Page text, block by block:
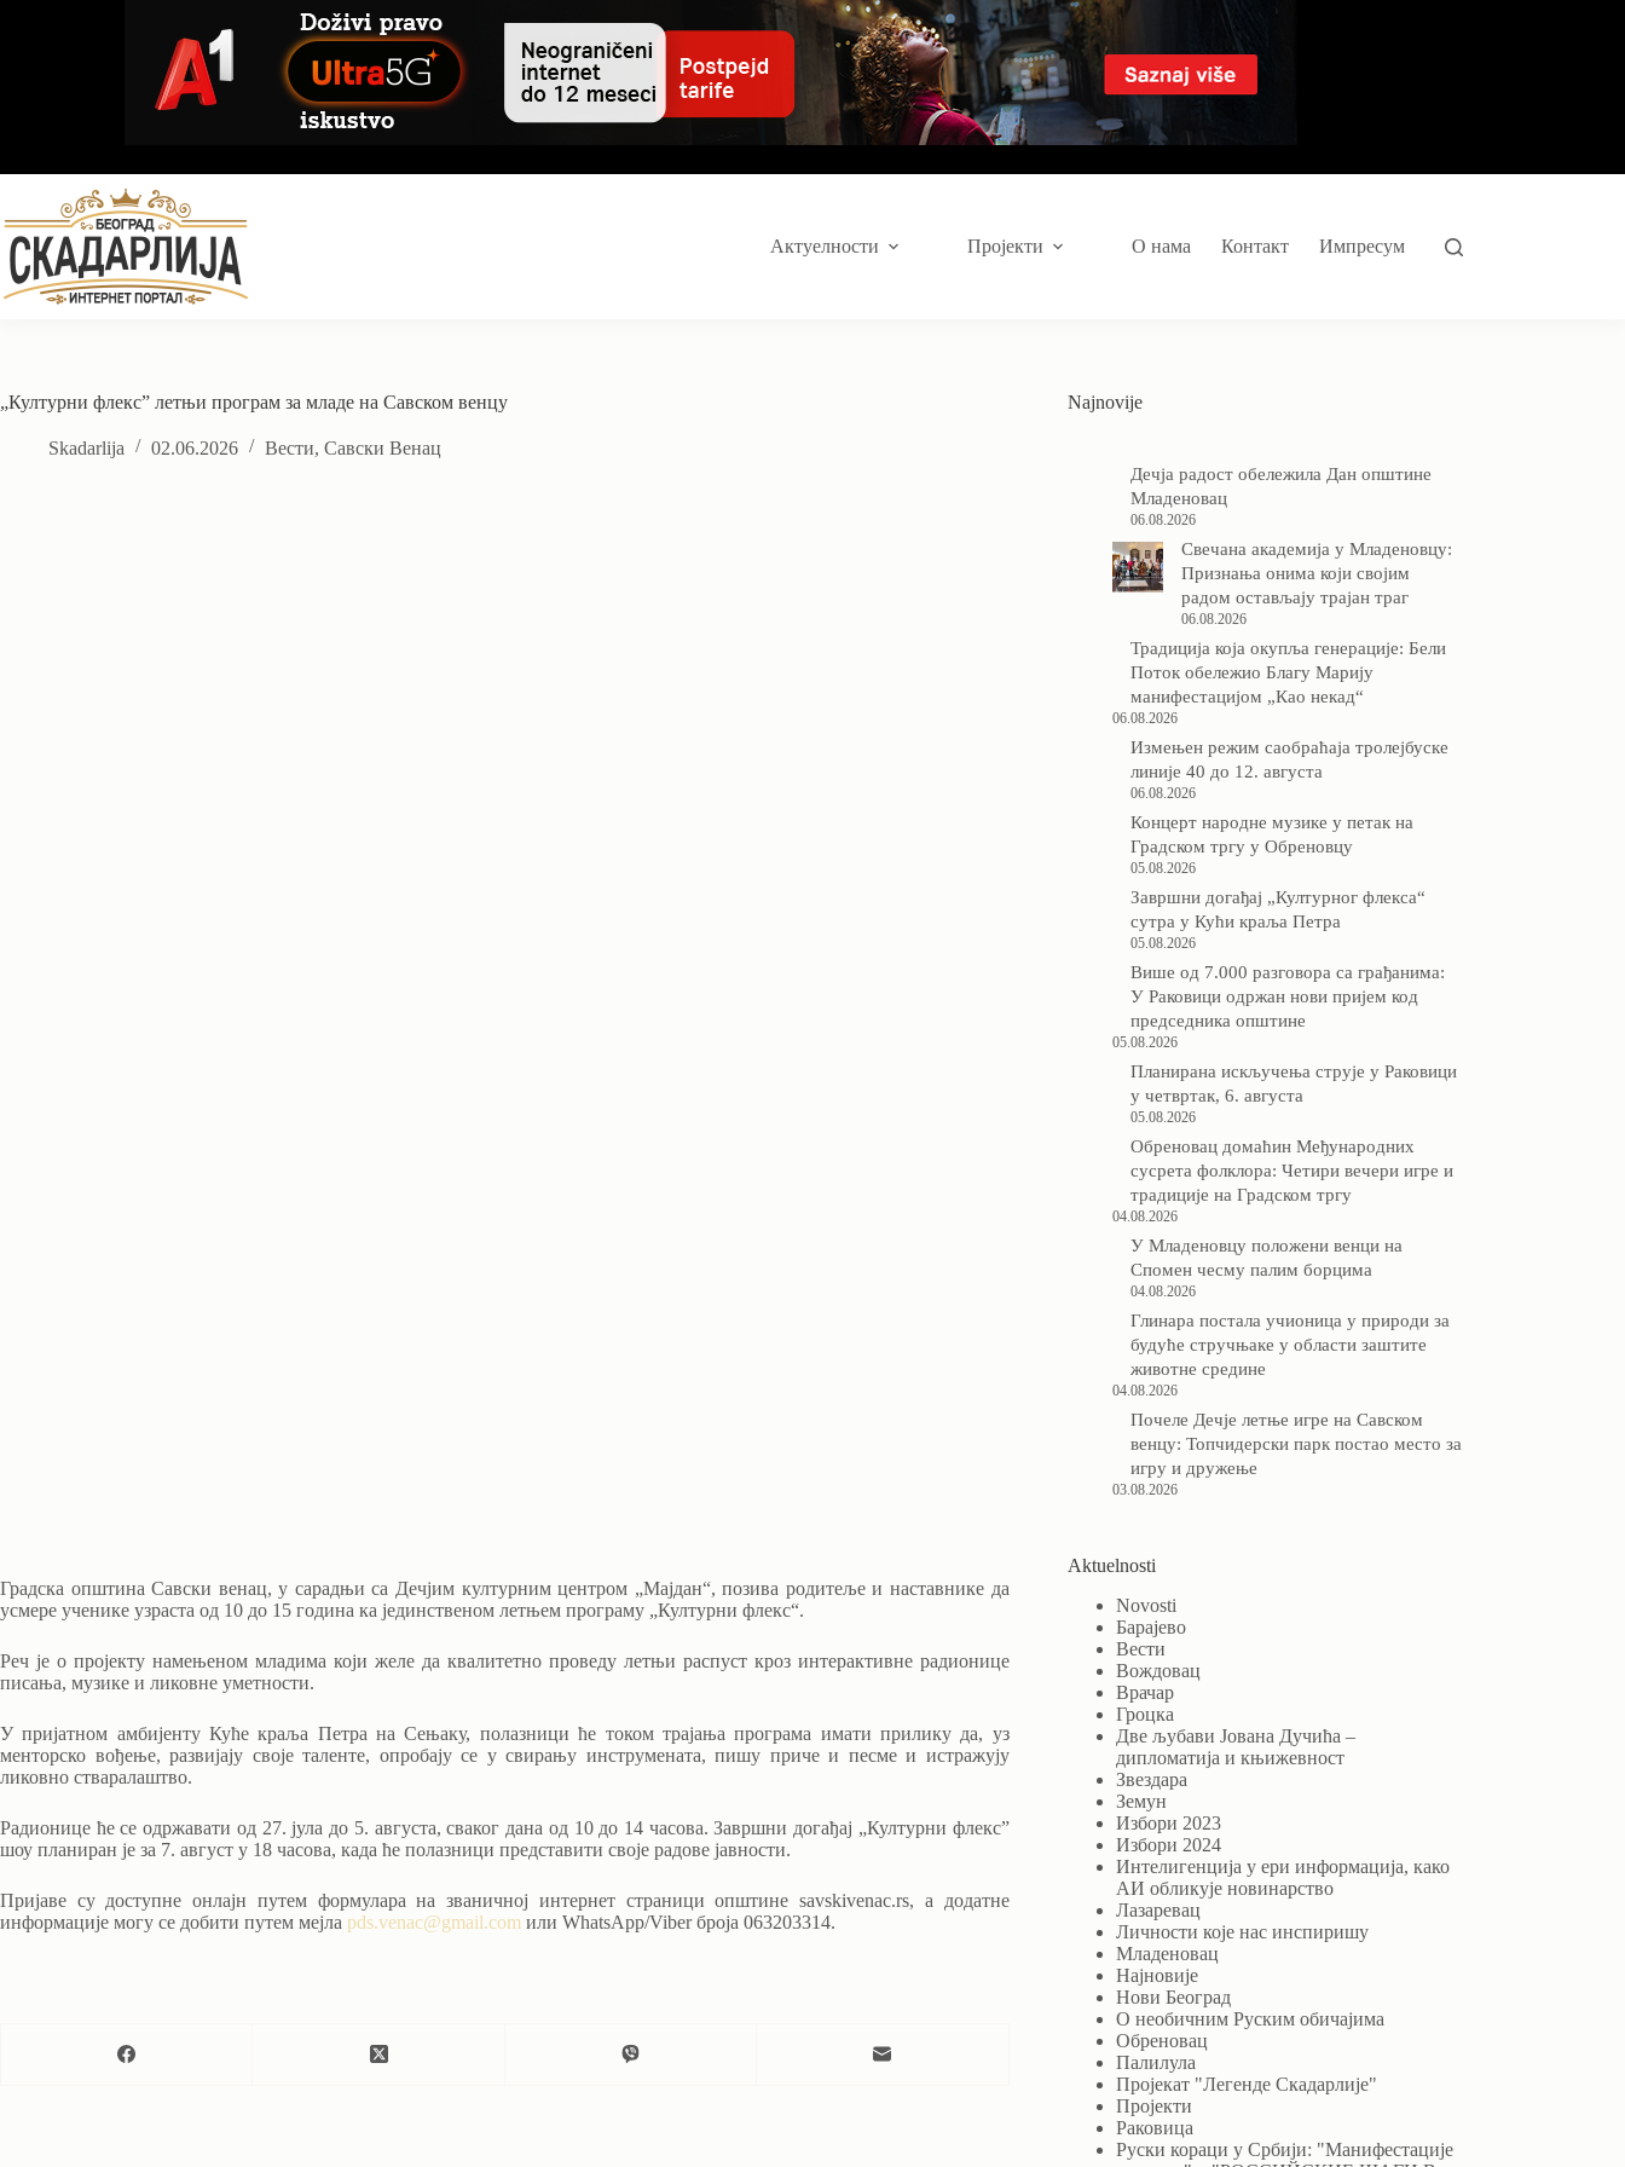
Актуелности Пројекти О нама Контакт Импресум
„Културни флекс” летњи програм за младе на Савском венцу
Skadarlija 02.06.2026 Вести, Савски Венац
Градска општина Савски венац, у сарадњи са Дечјим културним центром „Мајдан“, позива родитеље и наставнике да
усмере ученике узраста од 10 до 15 година ка јединственом летњем програму „Културни флекс“.
Реч је о пројекту намењеном младима који желе да квалитетно проведу летњи распуст кроз интерактивне радионице
писања, музике и ликовне уметности.
У пријатном амбијенту Куће краља Петра на Сењаку, полазници ће током трајања програма имати прилику да, уз
менторско вођење, развијају своје таленте, опробају се у свирању инструмената, пишу приче и песме и истражују
ликовно стваралаштво.
Радионице ће се одржавати од 27. јула до 5. августа, сваког дана од 10 до 14 часова. Завршни догађај „Културни флекс”
шоу планиран је за 7. август у 18 часова, када ће полазници представити своје радове јавности.
Пријаве су доступне онлајн путем формулара на званичној интернет страници општине savskivenac.rs, а додатне
информације могу се добити путем мејла pds.venac@gmail.com или WhatsApp/Viber броја 063203314.
Najnovije
Дечја радост обележила Дан општине
Младеновац
06.08.2026
Свечана академија у Младеновцу:
Признања онима који својим
радом остављају трајан траг
06.08.2026
Традиција која окупља генерације: Бели
Поток обележио Благу Марију
манифестацијом „Као некад“
06.08.2026
Измењен режим саобраћаја тролејбуске
линије 40 до 12. августа
06.08.2026
Концерт народне музике у петак на
Градском тргу у Обреновцу
05.08.2026
Завршни догађај „Културног флекса“
сутра у Кући краља Петра
05.08.2026
Више од 7.000 разговора са грађанима:
У Раковици одржан нови пријем код
председника општине
05.08.2026
Планирана искључења струје у Раковици
у четвртак, 6. августа
05.08.2026
Обреновац домаћин Међународних
сусрета фолклора: Четири вечери игре и
традиције на Градском тргу
04.08.2026
У Младеновцу положени венци на
Спомен чесму палим борцима
04.08.2026
Глинара постала учионица у природи за
будуће стручњаке у области заштите
животне средине
04.08.2026
Почеле Дечје летње игре на Савском
венцу: Топчидерски парк постао место за
игру и дружење
03.08.2026
Aktuelnosti
Novosti
Барајево
Вести
Вождовац
Врачар
Гроцка
Две љубави Јована Дучића –
дипломатија и књижевност
Звездара
Земун
Избори 2023
Избори 2024
Интелигенција у ери информација, како
АИ обликује новинарство
Лазаревац
Личности које нас инспиришу
Младеновац
Најновије
Нови Београд
О необичним Руским обичајима
Обреновац
Палилула
Пројекат "Легенде Скадарлије"
Пројекти
Раковица
Руски кораци у Србији: "Манифестације